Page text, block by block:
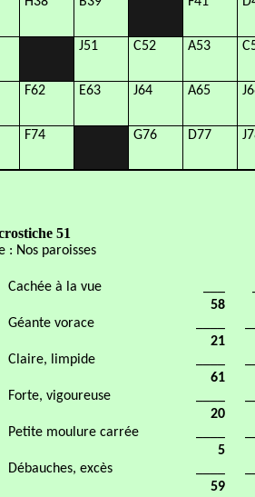
J51 C52 A53
F62 E63 J64 A65
F74 G76 D77
51
: Nos paroisses
Cachée à la vue
58
Géante vorace
21
Claire, limpide
61
Forte, vigoureuse
20
Petite moulure carrée
5
Débauches, excès
59